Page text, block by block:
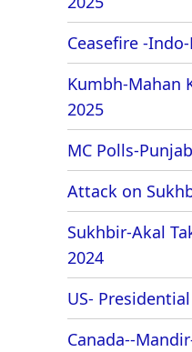
Ceasefire -
Kumbh-Mahan
2025
MC Polls-
Attack on
Sukhbir-Akal
2024
US-
Canada--